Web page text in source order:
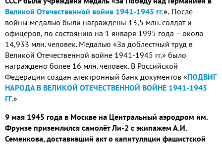
Великой Отечественной войне 1941-1945 гг.». После
войны медалью были награждены 13,5 млн. солдат и
офицеров, по состоянию на 1 января 1995 года – около
14,933 млн. человек. Медалью «За доблестный труд в
Великой Отечественной войне 1941-1945 гг.» было
награждено более 16 млн. человек. В Российской
Федерации создан электронный банк документов «ПОДВИГ
НАРОДА В ВЕЛИКОЙ ОТЕЧЕСТВЕННОЙ ВОЙНЕ 1941-1945
ГГ.»
9 мая 1945 года в Москве на Центральный аэродром им.
Фрунзе приземлился самолёт Ли-2 с экипажем А.И.
Семенкова, доставивший акт о капитуляции фашистской